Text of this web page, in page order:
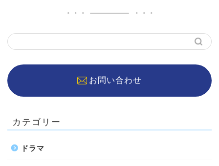
お問い合わせ
カテゴリー
ドラマ